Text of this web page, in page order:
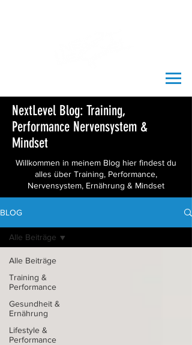
NextLevel Blog: Training,
Performance Nervensystem &
Mindset
Willkommen in meinem Blog hier findest du
alles über Training, Performance,
Nervensystem, Ernährung & Mindset
BLOG
Alle Beiträge
Training &
Performance
Gesundheit &
Ernährung
Lifestyle &
Performance
Alle Beiträge